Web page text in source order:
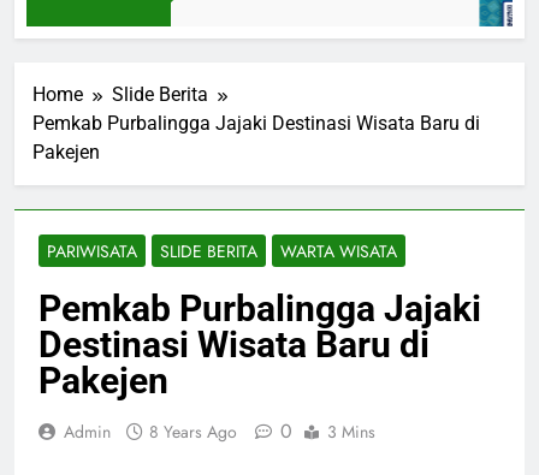
Home
Slide Berita
Pemkab Purbalingga Jajaki Destinasi Wisata Baru di
Pakejen
PARIWISATA SLIDE BERITA WARTA WISATA
Pemkab Purbalingga Jajaki
Destinasi Wisata Baru di
Pakejen
Admin 8 Years Ago 0 3 Mins